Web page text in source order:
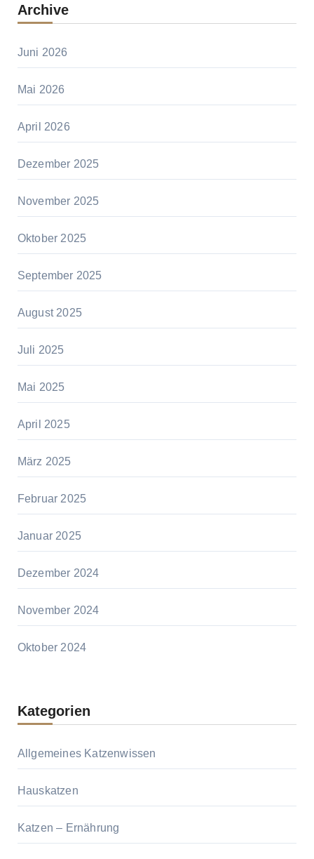
Archive
Juni 2026
Mai 2026
April 2026
Dezember 2025
November 2025
Oktober 2025
September 2025
August 2025
Juli 2025
Mai 2025
April 2025
März 2025
Februar 2025
Januar 2025
Dezember 2024
November 2024
Oktober 2024
Kategorien
Allgemeines Katzenwissen
Hauskatzen
Katzen – Ernährung